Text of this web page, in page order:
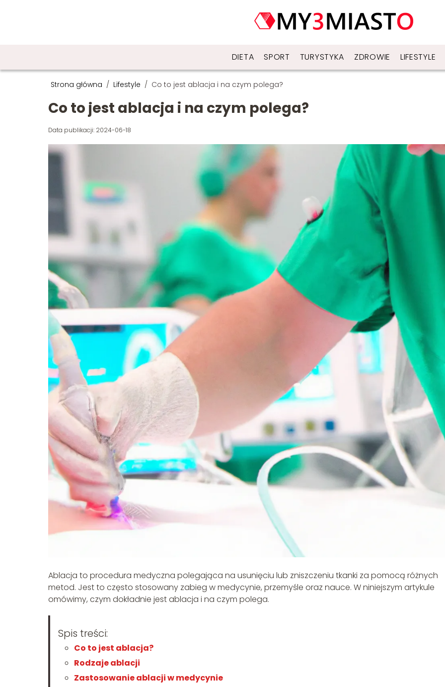
DIETA SPORT TURYSTYKA ZDROWIE LIFESTYLE
Strona główna / Lifestyle / Co to jest ablacja i na czym polega?
Co to jest ablacja i na czym polega?
Data publikacji: 2024-06-18
Ablacja to procedura medyczna polegająca na usunięciu lub zniszczeniu tkanki za pomocą różnych
metod. Jest to często stosowany zabieg w medycynie, przemyśle oraz nauce. W niniejszym artykule
omówimy, czym dokładnie jest ablacja i na czym polega.
Spis treści:
Co to jest ablacja?
Rodzaje ablacji
Zastosowanie ablacji w medycynie